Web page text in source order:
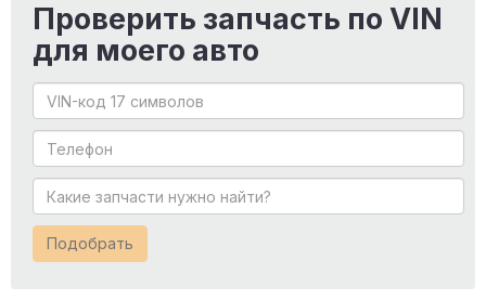
Проверить запчасть по VIN
для моего авто
Подобрать